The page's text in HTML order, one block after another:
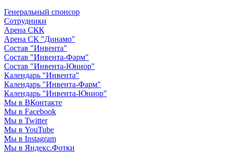
Генеральный спонсор
Сотрудники
Арена СКК
Арена СК "Динамо"
Состав "Инвента"
Состав "Инвента-Фарм"
Состав "Инвента-Юниор"
Календарь "Инвента"
Календарь "Инвента-Фарм"
Календарь "Инвента-Юниор"
Мы в ВКонтакте
Мы в Facebook
Мы в Twitter
Мы в YouTube
Мы в Instagram
Мы в Яндекс.Фотки